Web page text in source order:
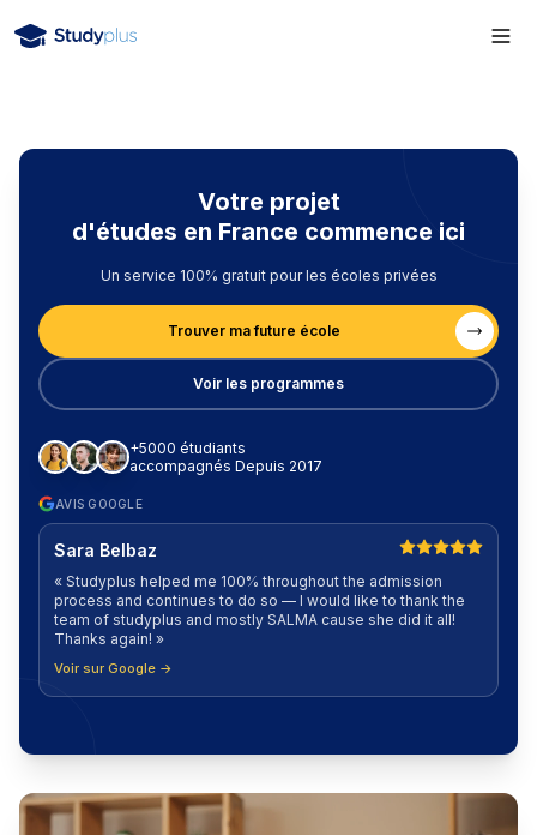
Votre projet
d'études en France commence ici
Un service 100% gratuit pour les écoles privées
Trouver ma future école
Voir les programmes
+5000 étudiants
accompagnés Depuis 2017
AVIS GOOGLE
Sara Belbaz
« Studyplus helped me 100% throughout the admission
process and continues to do so — I would like to thank the
team of studyplus and mostly SALMA cause she did it all!
Thanks again! »
Voir sur Google →